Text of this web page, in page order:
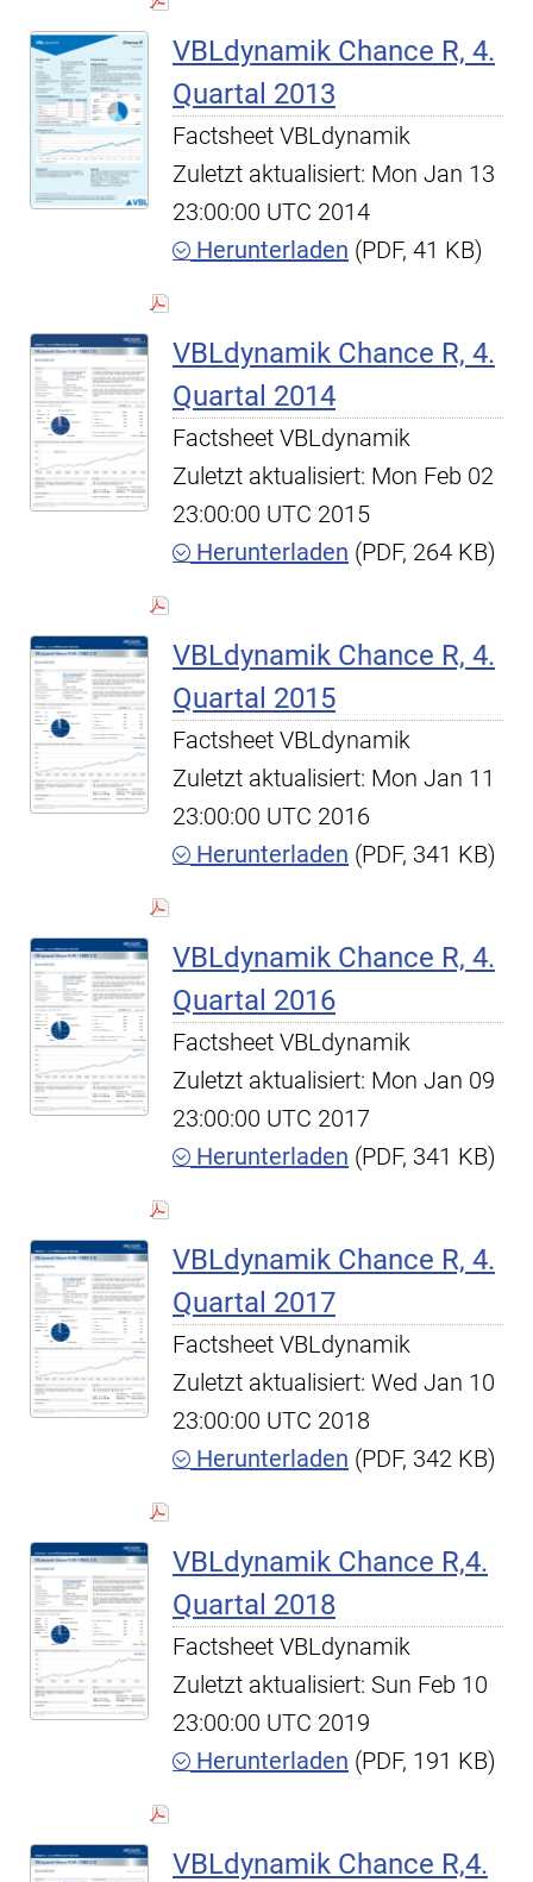
VBLdynamik Chance R, 4.
Quartal 2013
Factsheet VBLdynamik
Zuletzt aktualisiert: Mon Jan 13
23:00:00 UTC 2014
Herunterladen (PDF, 41 KB)
VBLdynamik Chance R, 4.
Quartal 2014
Factsheet VBLdynamik
Zuletzt aktualisiert: Mon Feb 02
23:00:00 UTC 2015
Herunterladen (PDF, 264 KB)
VBLdynamik Chance R, 4.
Quartal 2015
Factsheet VBLdynamik
Zuletzt aktualisiert: Mon Jan 11
23:00:00 UTC 2016
Herunterladen (PDF, 341 KB)
VBLdynamik Chance R, 4.
Quartal 2016
Factsheet VBLdynamik
Zuletzt aktualisiert: Mon Jan 09
23:00:00 UTC 2017
Herunterladen (PDF, 341 KB)
VBLdynamik Chance R, 4.
Quartal 2017
Factsheet VBLdynamik
Zuletzt aktualisiert: Wed Jan 10
23:00:00 UTC 2018
Herunterladen (PDF, 342 KB)
VBLdynamik Chance R,4.
Quartal 2018
Factsheet VBLdynamik
Zuletzt aktualisiert: Sun Feb 10
23:00:00 UTC 2019
Herunterladen (PDF, 191 KB)
VBLdynamik Chance R,4.